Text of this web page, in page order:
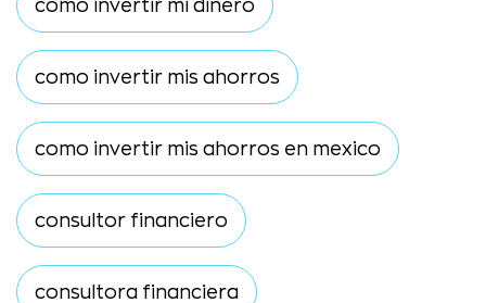
como invertir mi dinero
como invertir mis ahorros
como invertir mis ahorros en mexico
consultor financiero
consultora financiera